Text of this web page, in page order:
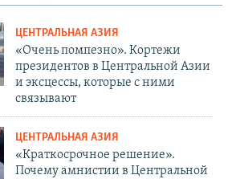
ЦЕНТРАЛЬНАЯ АЗИЯ
«Очень помпезно». Кортежи
президентов в Центральной Азии
и эксцессы, которые с ними
связывают
ЦЕНТРАЛЬНАЯ АЗИЯ
«Краткосрочное решение».
Почему амнистии в Центральной